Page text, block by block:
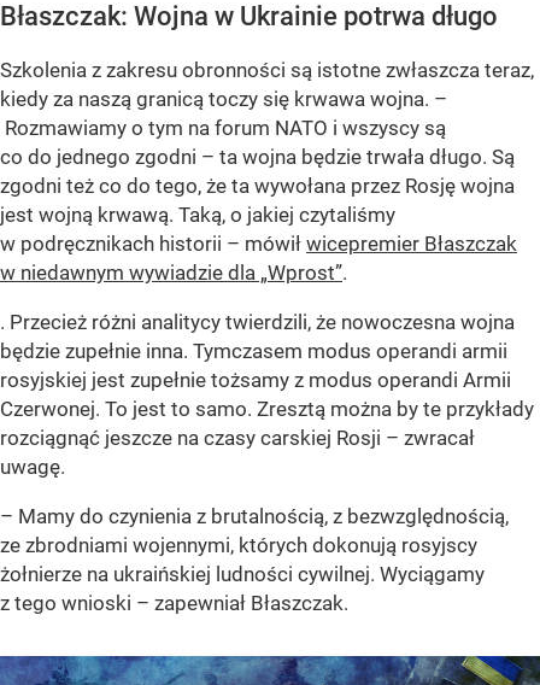
Błaszczak: Wojna w Ukrainie potrwa długo
Szkolenia z zakresu obronności są istotne zwłaszcza teraz,
kiedy za naszą granicą toczy się krwawa wojna. –
Rozmawiamy o tym na forum NATO i wszyscy są
co do jednego zgodni – ta wojna będzie trwała długo. Są
zgodni też co do tego, że ta wywołana przez Rosję wojna
jest wojną krwawą. Taką, o jakiej czytaliśmy
w podręcznikach historii – mówił wicepremier Błaszczak
w niedawnym wywiadzie dla „Wprost”.
. Przecież różni analitycy twierdzili, że nowoczesna wojna
będzie zupełnie inna. Tymczasem modus operandi armii
rosyjskiej jest zupełnie tożsamy z modus operandi Armii
Czerwonej. To jest to samo. Zresztą można by te przykłady
rozciągnąć jeszcze na czasy carskiej Rosji – zwracał
uwagę.
– Mamy do czynienia z brutalnością, z bezwzględnością,
ze zbrodniami wojennymi, których dokonują rosyjscy
żołnierze na ukraińskiej ludności cywilnej. Wyciągamy
z tego wnioski – zapewniał Błaszczak.